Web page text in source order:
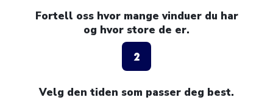
Fortell oss hvor mange vinduer du har
og hvor store de er.
2
Velg den tiden som passer deg best.